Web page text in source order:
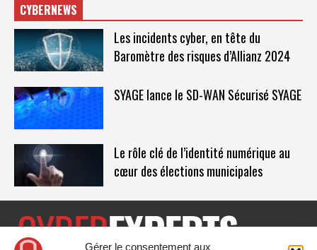
Gérer le consentement aux
CYBERNEWS
Les incidents cyber, en tête du
Baromètre des risques d’Allianz 2024
SYAGE lance le SD-WAN Sécurisé SYAGE
Le rôle clé de l’identité numérique au
cœur des élections municipales